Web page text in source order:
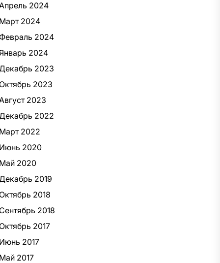
2024
Март 2024
Февраль 2024
2024
2023
Октябрь 2023
2023
2022
Март 2022
Июнь 2020
Май 2020
2019
Октябрь 2018
Сентябрь 2018
Октябрь 2017
Июнь 2017
Май 2017